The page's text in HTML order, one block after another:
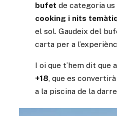
bufet de categoria
cooking i nits
el sol. Gaudeix del
carta per a
I oi que t’hem dit
+18, que es
a la piscina de la